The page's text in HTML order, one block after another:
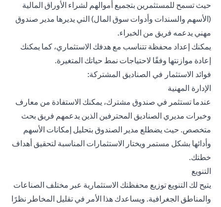
حيث تسمح للمستثمرين بتجميع أموالهم لشراء الأوراق المالية
(الأسهم والسندات وأدوات سوق المال) التي يديرها مدير صندوق
مهني يدعمه فريق من الخبراء.
يمكنك إعداد محفظة تتناسب مع هدفك الاستثماري، كما يمكنك
إعادة موازنتها وفقًا لاحتياجات نمط حياتك المتغيرة.
فوائد الاستثمار في الصناديق المشتركة:
الإدارة المهنية
عندما تستثمر في صندوق مشترك، يمكنك الاستفادة من معارف
وخبرات مديري الصناديق المحترفين الذين يدعمهم فريق بحث
متخصص. حيث يضطلع مدير الصندوق بتحليل إمكانات الأسهم
وأدائها بشكل مستمر ويختار الاستثمارات المناسبة لتحقيق أهداف
خطتك.
التنويع
يتيح لك التنويع توزيع محفظتك الاستثمارية عبر مختلف الصناعات
والمناطق الجغرافية. ويساعدك هذا الأمر في تقليل المخاطر نظرًا